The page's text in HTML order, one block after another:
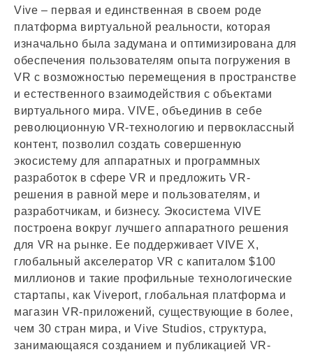
Vive – первая и единственная в своем роде
платформа виртуальной реальности, которая
изначально была задумана и оптимизирована для
обеспечения пользователям опыта погружения в
VR с возможностью перемещения в пространстве
и естественного взаимодействия с объектами
виртуального мира. VIVE, объединив в себе
революционную VR-технологию и первоклассный
контент, позволил создать совершенную
экосистему для аппаратных и программных
разработок в сфере VR и предложить VR-
решения в равной мере и пользователям, и
разработчикам, и бизнесу. Экосистема VIVE
построена вокруг лучшего аппаратного решения
для VR на рынке. Ее поддерживает VIVE X,
глобальный акселератор VR с капиталом $100
миллионов и такие профильные технологические
стартапы, как Viveport, глобальная платформа и
магазин VR-приложений, существующие в более,
чем 30 стран мира, и Vive Studios, структура,
занимающаяся созданием и публикацией VR-